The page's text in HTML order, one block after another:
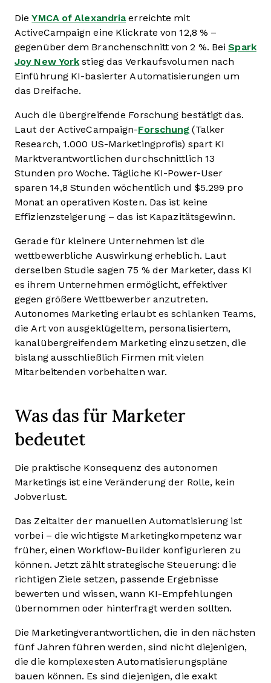
DieYMCA of Alexandriaerreichte mit
ActiveCampaign eine Klickrate von 12,8 % –
gegenüber dem Branchenschnitt von 2 %. BeiSpark
Joy New York stieg das Verkaufsvolumen nach
Einführung KI-basierter Automatisierungen um
das Dreifache.
Auch die übergreifende Forschung bestätigt das.
Laut der ActiveCampaign-Forschung (Talker
Research, 1.000 US-Marketingprofis) spart KI
Marktverantwortlichen durchschnittlich 13
Stunden pro Woche. Tägliche KI-Power-User
sparen 14,8 Stunden wöchentlich und $5.299 pro
Monat an operativen Kosten. Das ist keine
Effizienzsteigerung – das ist Kapazitätsgewinn.
Gerade für kleinere Unternehmen ist die
wettbewerbliche Auswirkung erheblich. Laut
derselben Studie sagen 75 % der Marketer, dass KI
es ihrem Unternehmen ermöglicht, effektiver
gegen größere Wettbewerber anzutreten.
Autonomes Marketing erlaubt es schlanken Teams,
die Art von ausgeklügeltem, personalisiertem,
kanalübergreifendem Marketing einzusetzen, die
bislang ausschließlich Firmen mit vielen
Mitarbeitenden vorbehalten war.
Was das für Marketer
bedeutet
Die praktische Konsequenz des autonomen
Marketings ist eine Veränderung der Rolle, kein
Jobverlust.
Das Zeitalter der manuellen Automatisierung ist
vorbei – die wichtigste Marketingkompetenz war
früher, einen Workflow-Builder konfigurieren zu
können. Jetzt zählt strategische Steuerung: die
richtigen Ziele setzen, passende Ergebnisse
bewerten und wissen, wann KI-Empfehlungen
übernommen oder hinterfragt werden sollten.
Die Marketingverantwortlichen, die in den nächsten
fünf Jahren führen werden, sind nicht diejenigen,
die die komplexesten Automatisierungspläne
bauen können. Es sind diejenigen, die exakt